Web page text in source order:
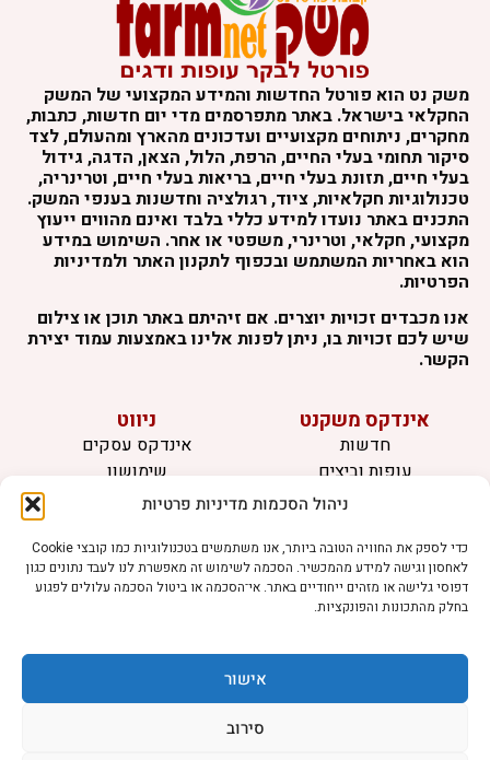
ניהול הסכמות מדיניות פרטיות
כדי לספק את החוויה הטובה ביותר, אנו משתמשים בטכנולוגיות כמו קובצי Cookie
לאחסון וגישה למידע מהמכשיר. הסכמה לשימוש זה מאפשרת לנו לעבד נתונים כגון
דפוסי גלישה או מזהים ייחודיים באתר. אי־הסכמה או ביטול הסכמה עלולים לפגוע
בחלק מהתכונות והפונקציות.
אישור
סירוב
משק נט הוא פורטל החדשות והמידע המקצועי של המשק
החקלאי בישראל. באתר מתפרסמים מדי יום חדשות, כתבות,
מחקרים, ניתוחים מקצועיים ועדכונים מהארץ ומהעולם, לצד
סיקור תחומי בעלי החיים, הרפת, הלול, הצאן, הדגה, גידול
בעלי חיים, תזונת בעלי חיים, בריאות בעלי חיים, וטרינריה,
טכנולוגיות חקלאיות, ציוד, רגולציה וחדשנות בענפי המשק.
התכנים באתר נועדו למידע כללי בלבד ואינם מהווים ייעוץ
מקצועי, חקלאי, וטרינרי, משפטי או אחר. השימוש במידע
הוא באחריות המשתמש ובכפוף לתקנון האתר ולמדיניות
הפרטיות.
אנו מכבדים זכויות יוצרים. אם זיהיתם באתר תוכן או צילום
שיש לכם זכויות בו, ניתן לפנות אלינו באמצעות עמוד יצירת
הקשר.
אינדקס משקנט
חדשות
עופות וביצים
בקר וחלב
אצות
בריאות מהחי
ניווט
אינדקס עסקים
שימושון
לוח מודעות
הרשמה לניוזלטר
פרסמו אצלנו
הצהרת נגישות